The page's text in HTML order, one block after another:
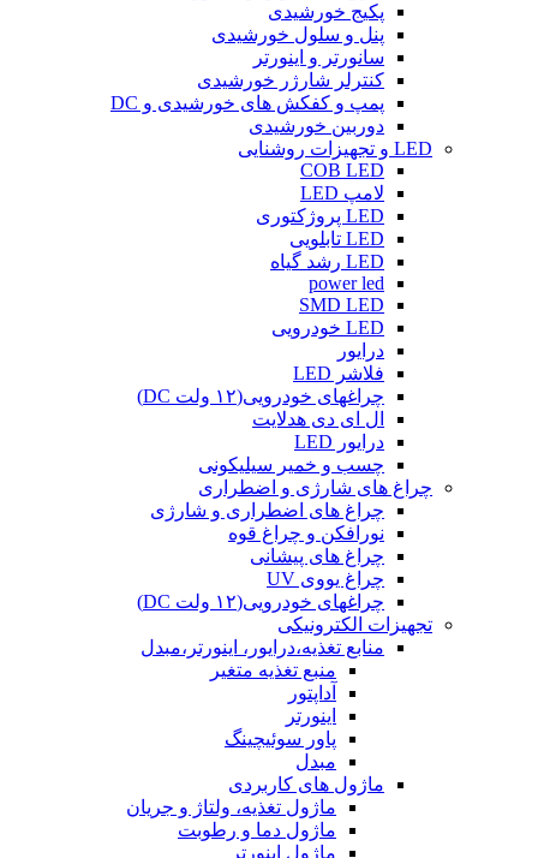
پکیج خورشیدی
پنل و سلول خورشیدی
سانورتر و اینورتر
کنترلر شارژر خورشیدی
پمپ و کفکش های خورشیدی و DC
دوربین خورشیدی
LED و تجهیزات روشنایی
COB LED
لامپ LED
LED پروژکتوری
LED تابلویی
LED رشد گیاه
power led
SMD LED
LED خودرویی
درایور
فلاشر LED
چراغهای خودرویی(۱۲ ولت DC)
ال ای دی هدلایت
درایور LED
چسب و خمیر سیلیکونی
چراغ های شارژی و اضطراری
چراغ های اضطراری و شارژی
نورافکن و چراغ قوه
چراغ های پیشانی
چراغ یووی UV
چراغهای خودرویی(۱۲ ولت DC)
تجهیزات الکترونیکی
منابع تغذیه،درایور، اینورتر،مبدل
منبع تغذیه متغیر
آداپتور
اینورتر
پاور سوئیچینگ
مبدل
ماژول های کاربردی
ماژول تغذیه، ولتاژ و جریان
ماژول دما و رطوبت
ماژول اینورتر